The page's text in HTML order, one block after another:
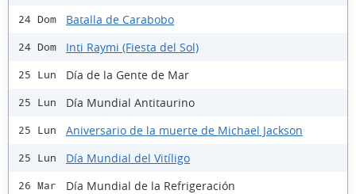
24 Dom Batalla de Carabobo
24 Dom Inti Raymi (Fiesta del Sol)
25 Lun Día de la Gente de Mar
25 Lun Día Mundial Antitaurino
25 Lun Aniversario de la muerte de Michael Jackson
25 Lun Día Mundial del Vitíligo
26 Mar Día Mundial de la Refrigeración